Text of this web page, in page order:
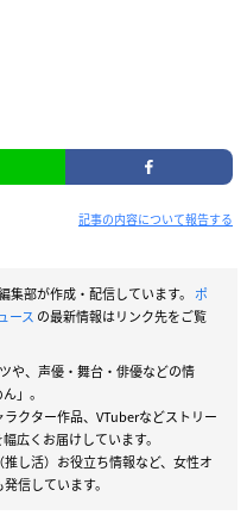
なる切ない本予告が初公
記事の内容について報告する
集部が作成・配信しています。 ポ
ース の最新情報はリンク先をご覧
や、声優・舞台・俳優などの情
」。
クター作品、VTuberなどストリー
広くお届けしています。
し活）お役立ち情報など、女性オ
信しています。